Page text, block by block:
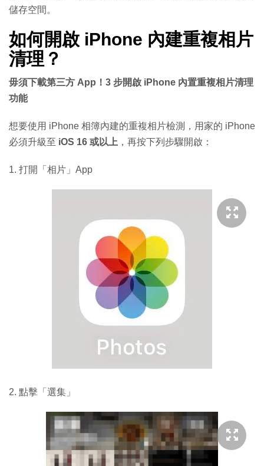
儲存空間。
如何開啟 iPhone 內建重複相片
清理？
毋須下載第三方 App！3 步開啟 iPhone 內置重複相片清理
功能
想要使用 iPhone 相簿內建的重複相片檢測，用家的 iPhone
必須升級至 iOS 16 或以上 ，再按下列步驟開啟：
1. 打開「相片」App
2. 點擊「選集」